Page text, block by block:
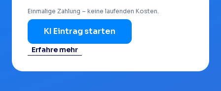
Einmalige Zahlung – keine laufenden Kosten.
KI Eintrag starten
Erfahre mehr